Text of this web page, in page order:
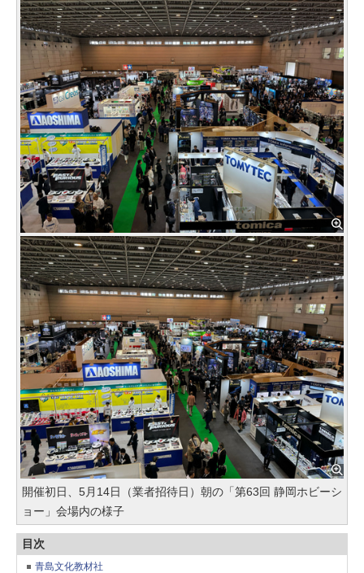
開催初日、5月14日（業者招待日）朝の「第63回 静岡ホビーシ
ョー」会場内の様子
目次
青島文化教材社